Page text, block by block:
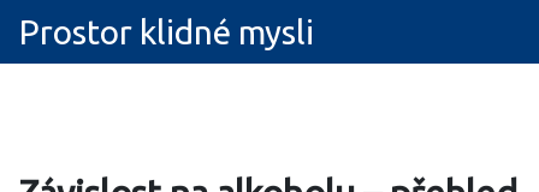
Prostor klidné mysli